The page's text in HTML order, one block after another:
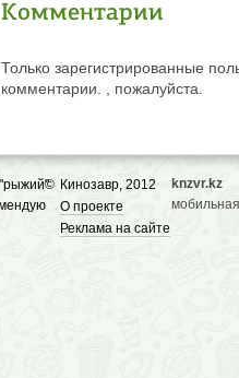
Комментарии
Только зарегистрированные
комментарии. , пожалуйста.
© Кинозавр, 2012
О проекте
Реклама на сайте
knzvr.kz